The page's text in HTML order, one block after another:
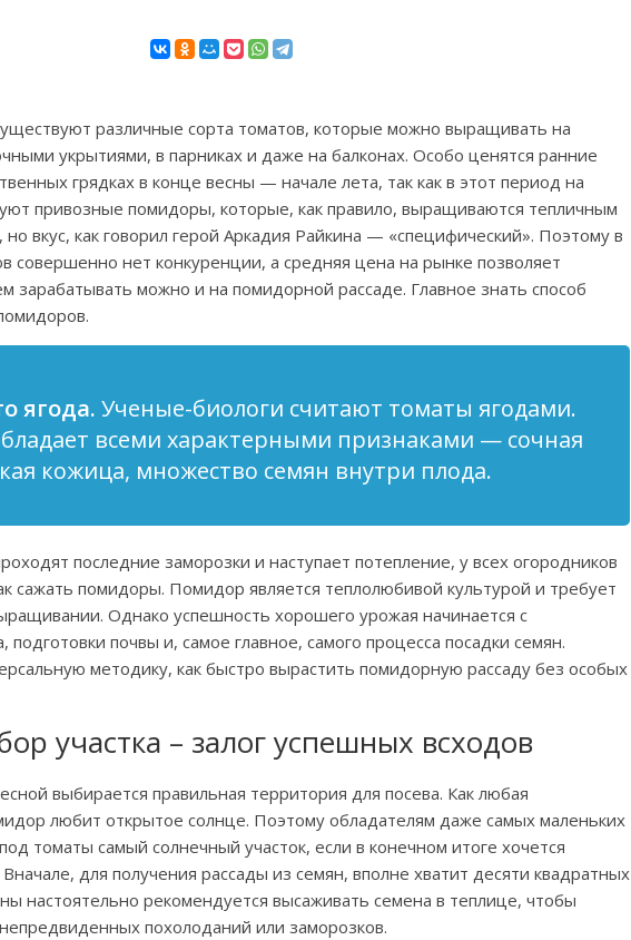
различные сорта томатов, которые можно выращивать на
укрытиями, в парниках и даже на балконах. Особо ценятся ранние
грядках в конце весны — начале лета, так как в этот период на
привозные помидоры, которые, как правило, выращиваются тепличным
вкус, как говорил герой Аркадия Райкина — «специфический». Поэтому в
совершенно нет конкуренции, а средняя цена на рынке позволяет
зарабатывать можно и на помидорной рассаде. Главное знать способ
ягода. Ученые-биологи считают томаты ягодами.
всеми характерными признаками — сочная
кожица, множество семян внутри плода.
последние заморозки и наступает потепление, у всех огородников
сажать помидоры. Помидор является теплолюбивой культурой и требует
Однако успешность хорошего урожая начинается с
подготовки почвы и, самое главное, самого процесса посадки семян.
методику, как быстро вырастить помидорную рассаду без особых
участка – залог успешных всходов
выбирается правильная территория для посева. Как любая
любит открытое солнце. Поэтому обладателям даже самых маленьких
томаты самый солнечный участок, если в конечном итоге хочется
для получения рассады из семян, вполне хватит десяти квадратных
настоятельно рекомендуется высаживать семена в теплице, чтобы
похолоданий или заморозков.